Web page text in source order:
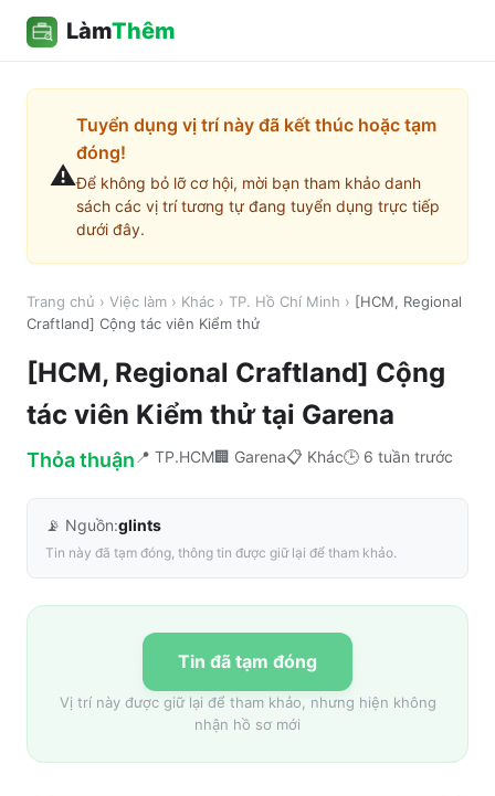
LàmThêm
⚠️
Tuyển dụng vị trí này đã kết thúc hoặc tạm
đóng!
Để không bỏ lỡ cơ hội, mời bạn tham khảo danh
sách các vị trí tương tự đang tuyển dụng trực tiếp
dưới đây.
Trang chủ › Việc làm › Khác › TP. Hồ Chí Minh › [HCM, Regional
Craftland] Cộng tác viên Kiểm thử
[HCM, Regional Craftland] Cộng
tác viên Kiểm thửtại Garena
Thỏa thuận 📍 TP.HCM🏢 Garena📋 Khác🕒 6 tuần trước
📡 Nguồn:glints
Tin này đã tạm đóng, thông tin được giữ lại để tham khảo.
Tin đã tạm đóng
Vị trí này được giữ lại để tham khảo, nhưng hiện không
nhận hồ sơ mới